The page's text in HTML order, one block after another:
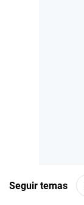
Seguir temas